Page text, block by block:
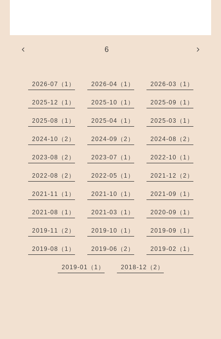
6
2026-07（1） 2026-04（1） 2026-03（1）
2025-12（1） 2025-10（1） 2025-09（1）
2025-08（1） 2025-04（1） 2025-03（1）
2024-10（2） 2024-09（2） 2024-08（2）
2023-08（2） 2023-07（1） 2022-10（1）
2022-08（2） 2022-05（1） 2021-12（2）
2021-11（1） 2021-10（1） 2021-09（1）
2021-08（1） 2021-03（1） 2020-09（1）
2019-11（2） 2019-10（1） 2019-09（1）
2019-08（1） 2019-06（2） 2019-02（1）
2019-01（1） 2018-12（2）